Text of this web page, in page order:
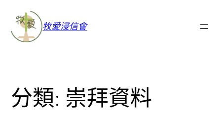
牧愛浸信會
分類: 崇拜資料